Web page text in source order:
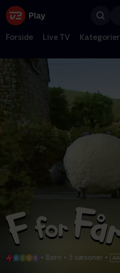
Forside Live TV Kategorier
• Børn • 5 sæsoner •